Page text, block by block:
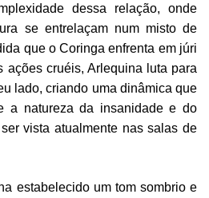
dessa relação, onde
se entrelaçam num misto de
que o Coringa enfrenta em júri
ações cruéis, Arlequina luta para
lado, criando uma dinâmica que
a natureza da insanidade e do
vista atualmente nas salas de
estabelecido um tom sombrio e